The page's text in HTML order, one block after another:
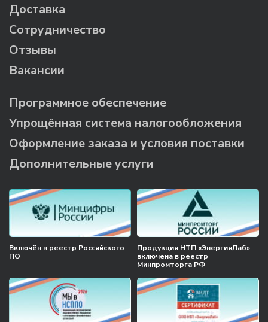
Доставка
Сотрудничество
Отзывы
Вакансии
Программное обеспечение
Упрощённая система налогообложения
Оформление заказа и условия поставки
Дополнительные услуги
Включён в реестр Российского
ПО
Продукция НТП «ЭнергияЛаб»
включена в реестр
Минпромторга РФ